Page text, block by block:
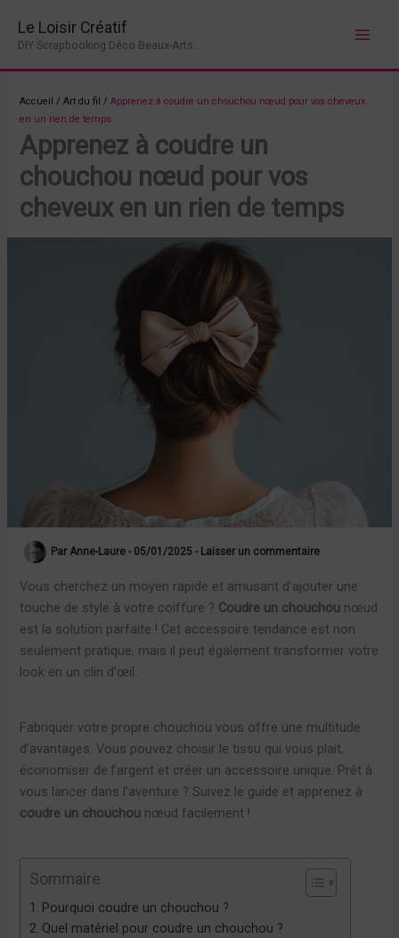
contenu
Le Loisir Créatif
DIY Scrapbooking Déco Beaux-Arts...
Accueil /Art du fil /Apprenez à coudre un chouchou nœud pour vos cheveux
en un rien de temps
Apprenez à coudre un
chouchou nœud pour vos
cheveux en un rien de temps
Par Anne-Laure- 05/01/2025- Laisser un commentaire
Vous cherchez un moyen rapide et amusant d’ajouter une
touche de style à votre coiffure ? Coudre un chouchou nœud
est la solution parfaite ! Cet accessoire tendance est non
seulement pratique, mais il peut également transformer votre
look en un clin d’œil.
Fabriquer votre propre chouchou vous offre une multitude
d’avantages. Vous pouvez choisir le tissu qui vous plaît,
économiser de l’argent et créer un accessoire unique. Prêt à
vous lancer dans l’aventure ? Suivez le guide et apprenez à
coudre un chouchou nœud facilement !
Sommaire
Pourquoi coudre un chouchou ?
Quel matériel pour coudre un chouchou ?